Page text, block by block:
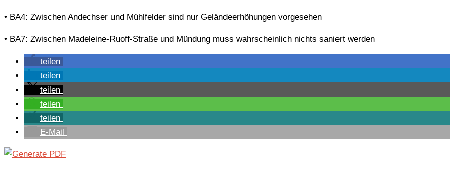
• BA4: Zwischen Andechser und Mühlfelder sind nur Geländeerhöhungen vorgesehen
• BA7: Zwischen Madeleine-Ruoff-Straße und Mündung muss wahrscheinlich nichts saniert werden
teilen
teilen
teilen
teilen
teilen
E-Mail